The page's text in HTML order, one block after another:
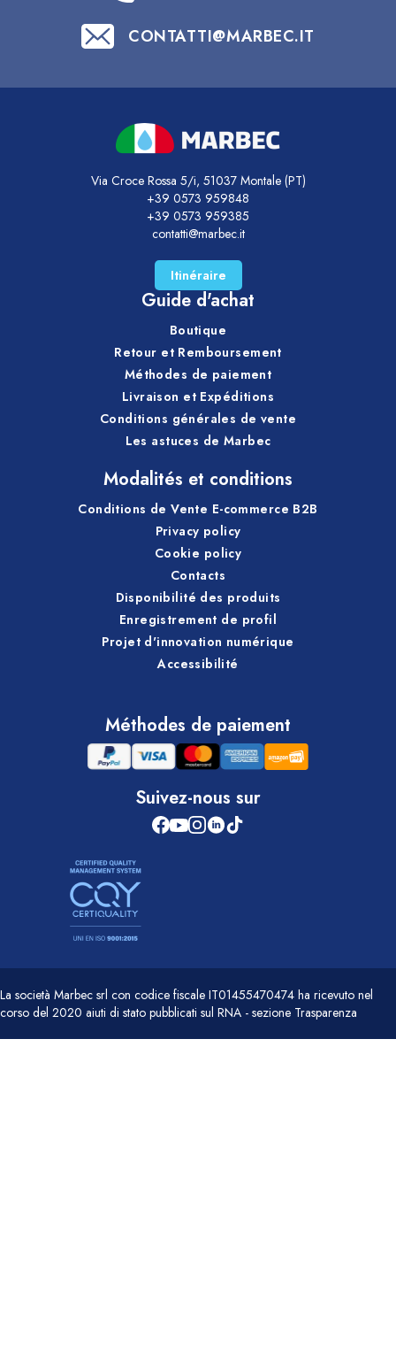
CONTATTI@MARBEC.IT
Via Croce Rossa 5/i, 51037 Montale (PT)
+39 0573 959848
+39 0573 959385
contatti@marbec.it
Itinéraire
Guide d'achat
Boutique
Retour et Remboursement
Méthodes de paiement
Livraison et Expéditions
Conditions générales de vente
Les astuces de Marbec
Modalités et conditions
Conditions de Vente E-commerce B2B
Privacy policy
Cookie policy
Contacts
Disponibilité des produits
Enregistrement de profil
Projet d'innovation numérique
Accessibilité
Méthodes de paiement
Suivez-nous sur
La società Marbec srl con codice fiscale IT01455470474 ha ricevuto nel
corso del 2020 aiuti di stato pubblicati sul RNA - sezione Trasparenza